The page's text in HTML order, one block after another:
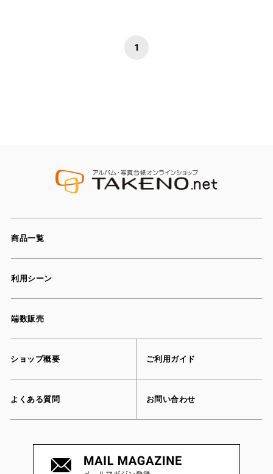
1
商品一覧
利用シーン
端数販売
ショップ概要 ご利用ガイド
よくある質問 お問い合わせ